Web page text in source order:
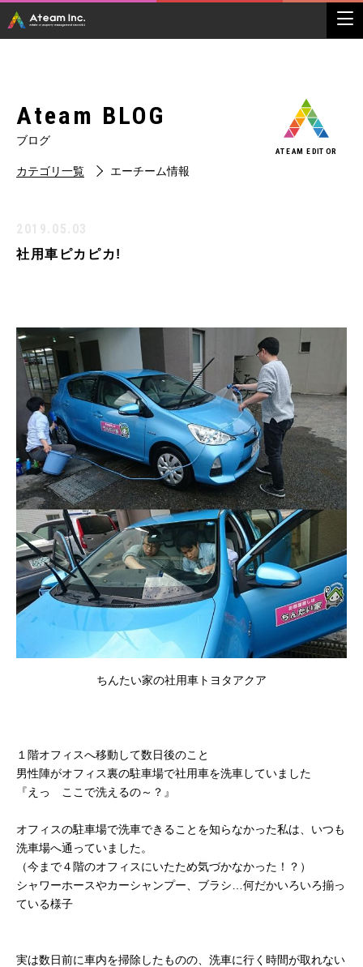
Ateam BLOG
ブログ
カテゴリ一覧 エーチーム情報
社用車ピカピカ!
ATEAM EDITOR
ちんたい家の社用車トヨタアクア
１階オフィスへ移動して数日後のこと
男性陣がオフィス裏の駐車場で社用車を洗車していました
『えっ ここで洗えるの～？』
オフィスの駐車場で洗車できることを知らなかった私は、いつも
洗車場へ通っていました。
（今まで４階のオフィスにいたため気づかなかった！？）
シャワーホースやカーシャンプー、ブラシ…何だかいろいろ揃っ
ている様子
実は数日前に車内を掃除したものの、洗車に行く時間が取れない